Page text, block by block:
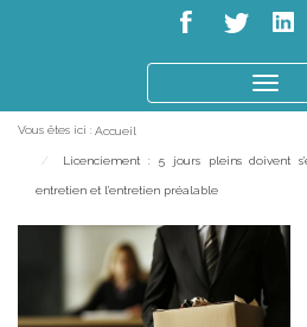
le
Vous êtes ici : Accueil
Licenciement : 5 jours pleins doivent
entretien et l'entretien préalable